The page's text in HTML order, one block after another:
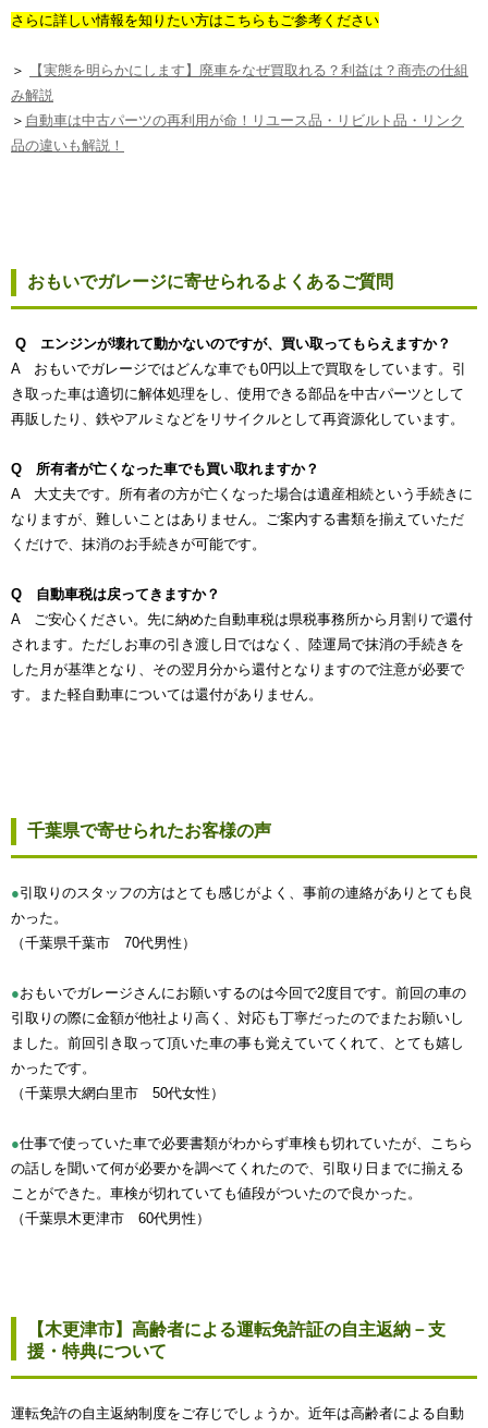
さらに詳しい情報を知りたい方はこちらもご参考ください
＞
【実態を明らかにします】廃車をなぜ買取れる？利益は？商売の仕組
み解説
＞ 自動車は中古パーツの再利用が命！リユース品・リビルト品・リンク
品の違いも解説！
おもいでガレージに寄せられるよくあるご質問
Q エンジンが壊れて動かないのですが、買い取ってもらえますか？
A おもいでガレージではどんな車でも0円以上で買取をしています。引
き取った車は適切に解体処理をし、使用できる部品を中古パーツとして
再販したり、鉄やアルミなどをリサイクルとして再資源化しています。
Q 所有者が亡くなった車でも買い取れますか？
A 大丈夫です。所有者の方が亡くなった場合は遺産相続という手続きに
なりますが、難しいことはありません。ご案内する書類を揃えていただ
くだけで、抹消のお手続きが可能です。
Q 自動車税は戻ってきますか？
A ご安心ください。先に納めた自動車税は県税事務所から月割りで還付
されます。ただしお車の引き渡し日ではなく、陸運局で抹消の手続きを
した月が基準となり、その翌月分から還付となりますので注意が必要で
す。また軽自動車については還付がありません。
千葉県で寄せられたお客様の声
●引取りのスタッフの方はとても感じがよく、事前の連絡がありとても良
かった。
（千葉県千葉市 70代男性）
●おもいでガレージさんにお願いするのは今回で2度目です。前回の車の
引取りの際に金額が他社より高く、対応も丁寧だったのでまたお願いし
ました。前回引き取って頂いた車の事も覚えていてくれて、とても嬉し
かったです。
（千葉県大網白里市 50代女性）
●仕事で使っていた車で必要書類がわからず車検も切れていたが、こちら
の話しを聞いて何が必要かを調べてくれたので、引取り日までに揃える
ことができた。車検が切れていても値段がついたので良かった。
（千葉県木更津市 60代男性）
【木更津市】高齢者による運転免許証の自主返納－支
援・特典について
運転免許の自主返納制度をご存じでしょうか。近年は高齢者による自動